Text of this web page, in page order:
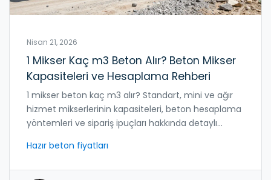
Nisan 21, 2026
1 Mikser Kaç m3 Beton Alır? Beton Mikser
Kapasiteleri ve Hesaplama Rehberi
1 mikser beton kaç m3 alır? Standart, mini ve ağır
hizmet mikserlerinin kapasiteleri, beton hesaplama
yöntemleri ve sipariş ipuçları hakkında detaylı
Hazır beton fiyatları